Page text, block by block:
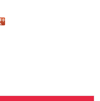
Microsoft и